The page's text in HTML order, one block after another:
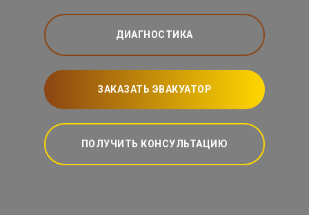
ДИАГНОСТИКА
ЗАКАЗАТЬ ЭВАКУАТОР
ПОЛУЧИТЬ КОНСУЛЬТАЦИЮ